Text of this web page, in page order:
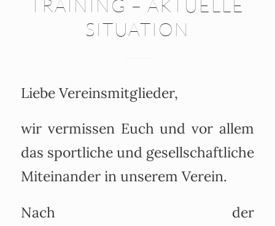
TRAINING – AKTUELLE
SITUATION
Liebe Vereinsmitglieder,
wir vermissen Euch und vor allem
das sportliche und gesellschaftliche
Miteinander in unserem Verein.
Nach der